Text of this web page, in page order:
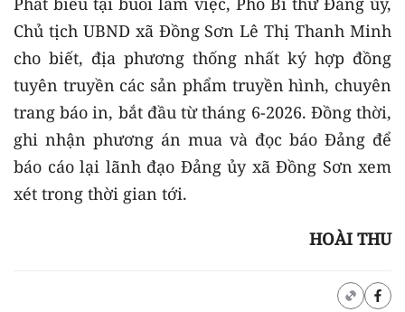
Chủ tịch UBND xã Đồng Sơn Lê Thị Thanh Minh
cho biết, địa phương thống nhất ký hợp đồng
tuyên truyền các sản phẩm truyền hình, chuyên
trang báo in, bắt đầu từ tháng 6-2026. Đồng thời,
ghi nhận phương án mua và đọc báo Đảng để
báo cáo lại lãnh đạo Đảng ủy xã Đồng Sơn xem
xét trong thời gian tới.
HOÀI THU